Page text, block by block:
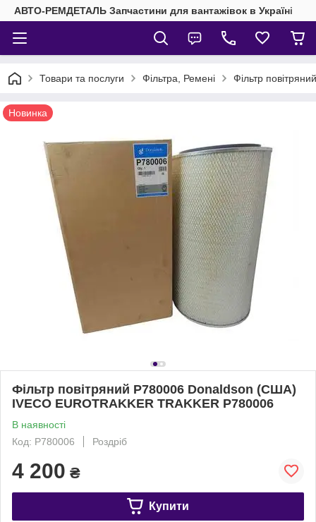
АВТО-РЕМДЕТАЛЬ Запчастини для вантажівок в Україні
Товари та послуги Фільтра, Ремені Фільтр
Новинка
Фільтр повітряний P780006 Donaldson (США)
IVECO EUROTRAKKER TRAKKER P780006
В наявності
Код: P780006
Роздріб
4 200 ₴
Купити